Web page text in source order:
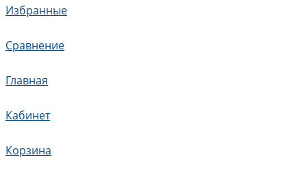
Избранные
Сравнение
Главная
Кабинет
Корзина